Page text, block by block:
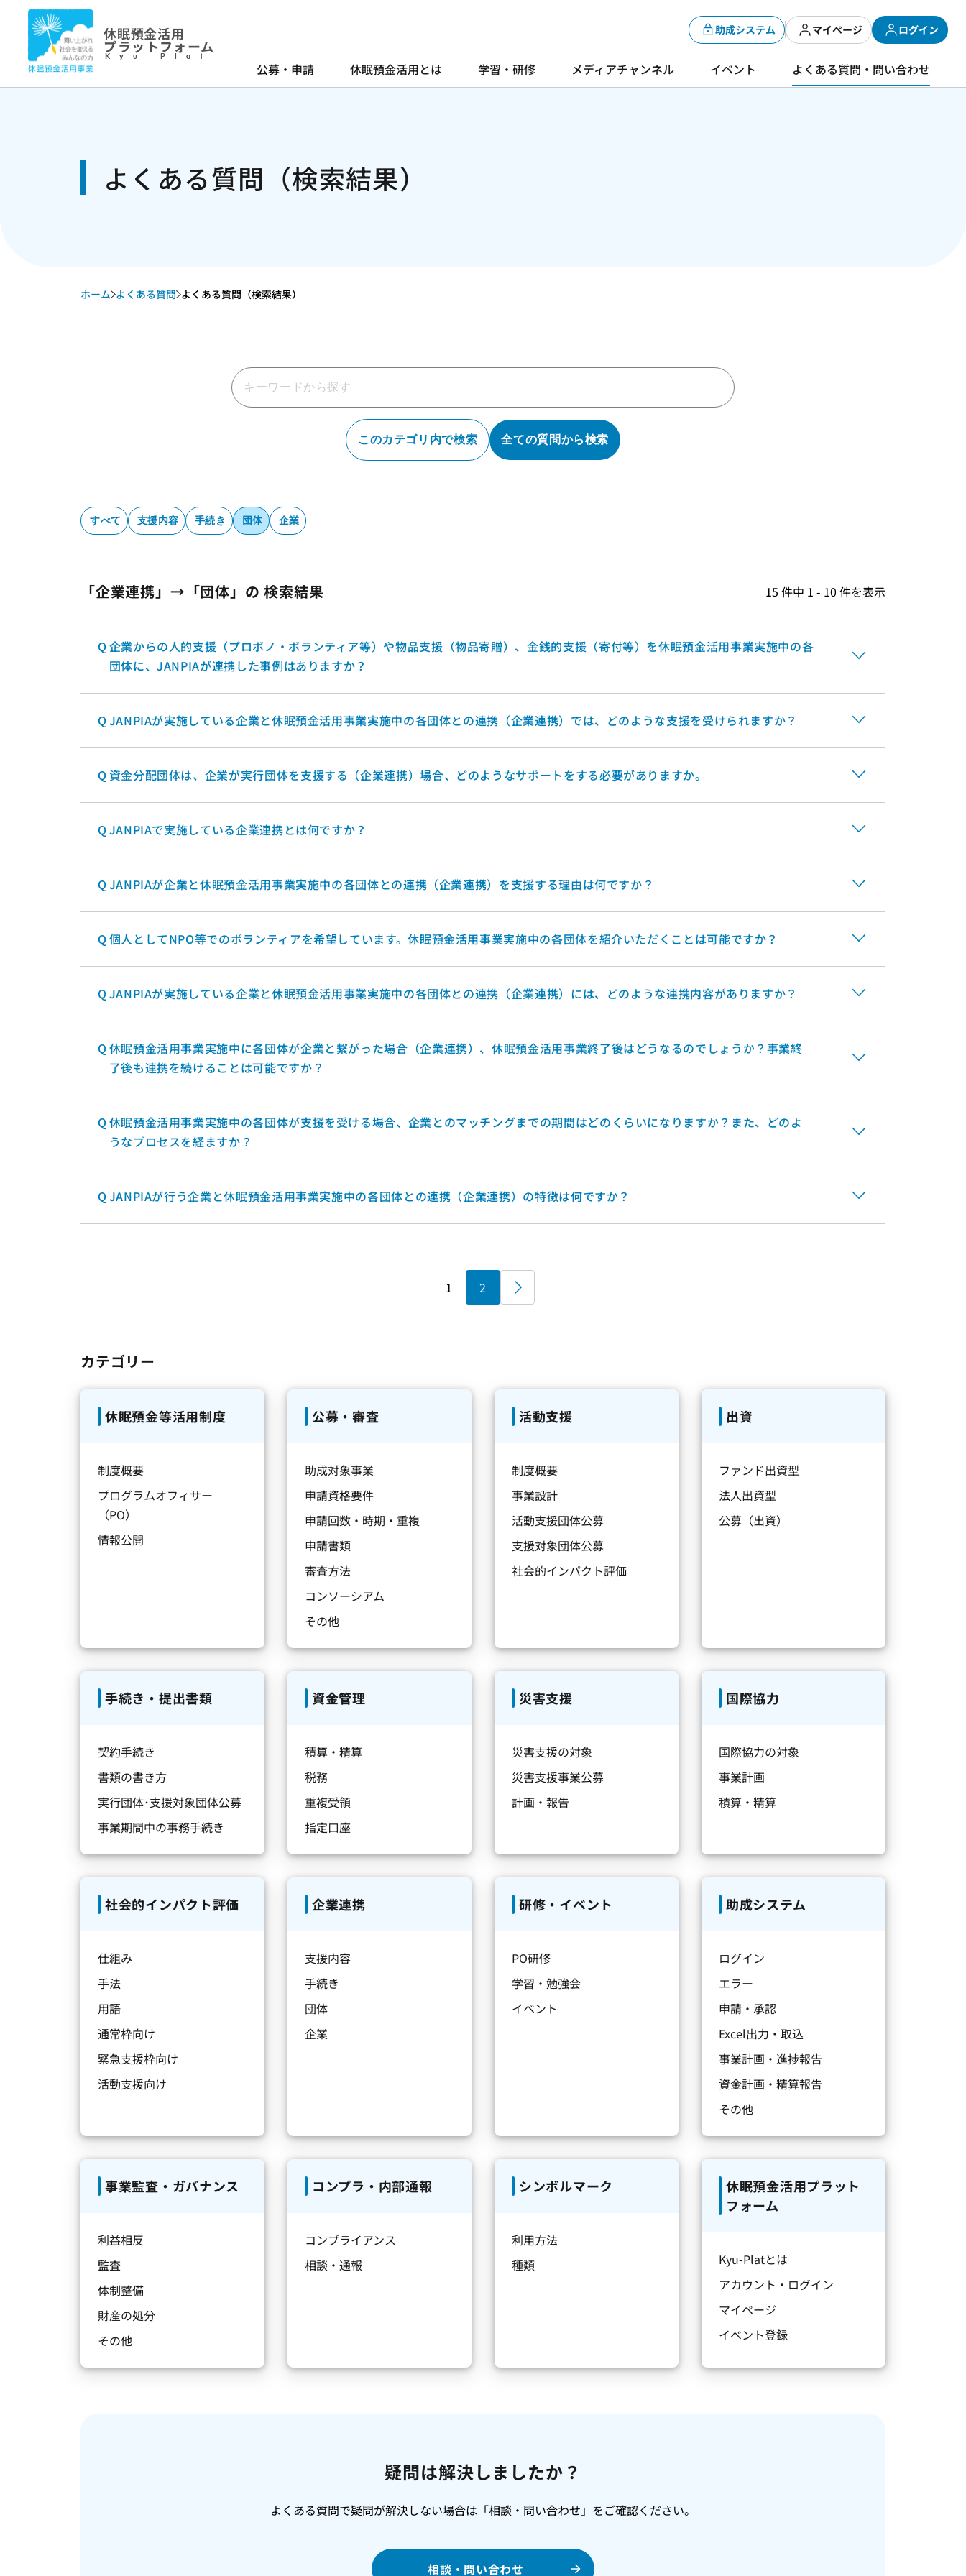
休眠預金活用
プラットフォーム
Kyu-Plat
助成システム マイページ ログイン
公募・申請 休眠預金活用とは 学習・研修 メディアチャンネル イベント よくある質問・問い合わせ
よくある質問（検索結果）
ホーム よくある質問 よくある質問（検索結果）
このカテゴリ内で検索 全ての質問から検索
すべて 支援内容 手続き 団体 企業
「企業連携」→「団体」の 検索結果 15 件中 1 - 10 件を表示
Q企業からの人的支援（プロボノ・ボランティア等）や物品支援（物品寄贈）、金銭的支援（寄付等）を休眠預金活用事業実施中の各
団体に、JANPIAが連携した事例はありますか？
QJANPIAが実施している企業と休眠預金活用事業実施中の各団体との連携（企業連携）では、どのような支援を受けられますか？
Q資金分配団体は、企業が実行団体を支援する（企業連携）場合、どのようなサポートをする必要がありますか。
QJANPIAで実施している企業連携とは何ですか？
QJANPIAが企業と休眠預金活用事業実施中の各団体との連携（企業連携）を支援する理由は何ですか？
Q個人としてNPO等でのボランティアを希望しています。休眠預金活用事業実施中の各団体を紹介いただくことは可能ですか？
QJANPIAが実施している企業と休眠預金活用事業実施中の各団体との連携（企業連携）には、どのような連携内容がありますか？
Q休眠預金活用事業実施中に各団体が企業と繋がった場合（企業連携）、休眠預金活用事業終了後はどうなるのでしょうか？事業終
了後も連携を続けることは可能ですか？
Q休眠預金活用事業実施中の各団体が支援を受ける場合、企業とのマッチングまでの期間はどのくらいになりますか？また、どのよ
うなプロセスを経ますか？
QJANPIAが行う企業と休眠預金活用事業実施中の各団体との連携（企業連携）の特徴は何ですか？
1 2 »
カテゴリー
休眠預金等活用制度
制度概要
プログラムオフィサー
（PO）
情報公開
公募・審査
助成対象事業
申請資格要件
申請回数・時期・重複
申請書類
審査方法
コンソーシアム
その他
活動支援
制度概要
事業設計
活動支援団体公募
支援対象団体公募
社会的インパクト評価
出資
ファンド出資型
法人出資型
公募（出資）
手続き・提出書類
契約手続き
書類の書き方
実行団体･支援対象団体公募
事業期間中の事務手続き
資金管理
積算・精算
税務
重複受領
指定口座
災害支援
災害支援の対象
災害支援事業公募
計画・報告
国際協力
国際協力の対象
事業計画
積算・精算
社会的インパクト評価
仕組み
手法
用語
通常枠向け
緊急支援枠向け
活動支援向け
企業連携
支援内容
手続き
団体
企業
研修・イベント
PO研修
学習・勉強会
イベント
助成システム
ログイン
エラー
申請・承認
Excel出力・取込
事業計画・進捗報告
資金計画・精算報告
その他
事業監査・ガバナンス
利益相反
監査
体制整備
財産の処分
その他
コンプラ・内部通報
コンプライアンス
相談・通報
シンボルマーク
利用方法
種類
休眠預金活用プラット
フォーム
Kyu-Platとは
アカウント・ログイン
マイページ
イベント登録
疑問は解決しましたか？
よくある質問で疑問が解決しない場合は「相談・問い合わせ」をご確認ください。
相談・問い合わせ